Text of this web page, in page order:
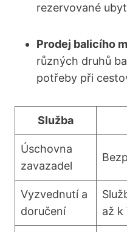
rezervované
Prodej balicího
různých druhů
potřeby při
Služba
Úschovna
zavazadel
Vyzvednutí a
doručení
až k